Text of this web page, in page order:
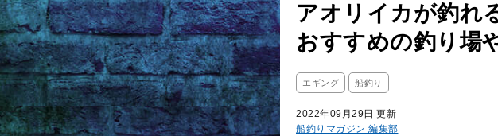
アオリイカが釣れ
おすすめの釣り場
エギング 船釣り
2022年09月29日 更新
船釣りマガジン 編集部